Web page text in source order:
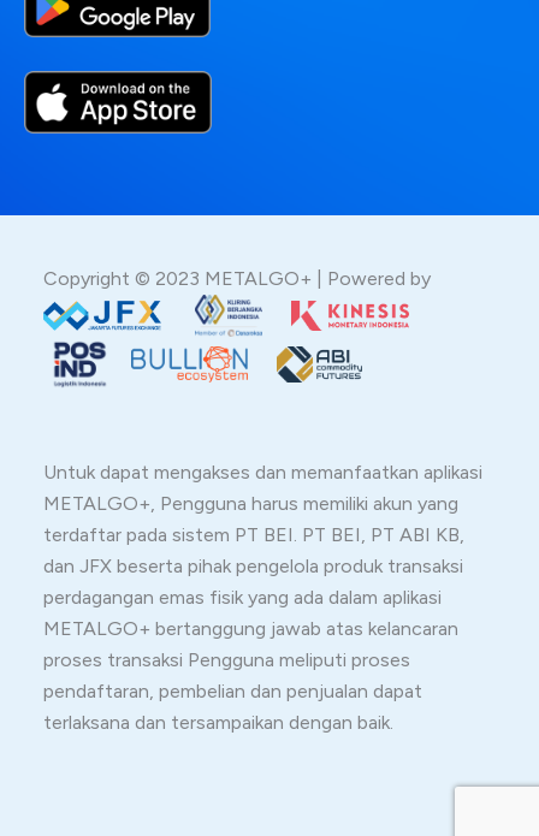
Copyright © 2023 METALGO+ | Powered by
Untuk dapat mengakses dan memanfaatkan aplikasi
METALGO+, Pengguna harus memiliki akun yang
terdaftar pada sistem PT BEI. PT BEI, PT ABI KB,
dan JFX beserta pihak pengelola produk transaksi
perdagangan emas fisik yang ada dalam aplikasi
METALGO+ bertanggung jawab atas kelancaran
proses transaksi Pengguna meliputi proses
pendaftaran, pembelian dan penjualan dapat
terlaksana dan tersampaikan dengan baik.